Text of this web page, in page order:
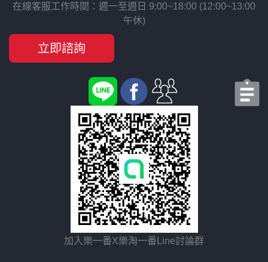
在線客服工作時間：週一至週日 9:00~18:00 (12:00~13:00
午休)
立即諮詢
加入樂一番X樂淘一番Line討論群